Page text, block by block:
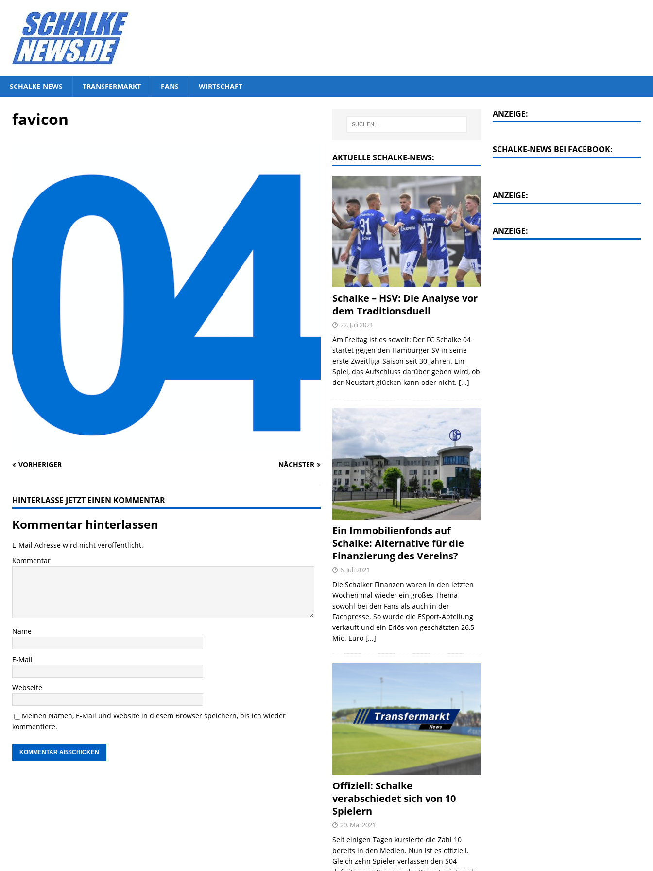
SCHALKE-NEWS TRANSFERMARKT FANS WIRTSCHAFT
favicon
VORHERIGER NÄCHSTER
HINTERLASSE JETZT EINEN KOMMENTAR
Kommentar hinterlassen
E-Mail Adresse wird nicht veröffentlicht.
Kommentar
Name
E-Mail
Webseite
Meinen Namen, E-Mail und Website in diesem Browser speichern, bis ich wieder
kommentiere.
AKTUELLE SCHALKE-NEWS:
Schalke – HSV: Die Analyse vor
dem Traditionsduell
22. Juli 2021
Am Freitag ist es soweit: Der FC Schalke 04
startet gegen den Hamburger SV in seine
erste Zweitliga-Saison seit 30 Jahren. Ein
Spiel, das Aufschluss darüber geben wird, ob
der Neustart glücken kann oder nicht. [...]
Ein Immobilienfonds auf
Schalke: Alternative für die
Finanzierung des Vereins?
6. Juli 2021
Die Schalker Finanzen waren in den letzten
Wochen mal wieder ein großes Thema
sowohl bei den Fans als auch in der
Fachpresse. So wurde die ESport-Abteilung
verkauft und ein Erlös von geschätzten 26,5
Mio. Euro [...]
Offiziell: Schalke
verabschiedet sich von 10
Spielern
20. Mai 2021
Seit einigen Tagen kursierte die Zahl 10
bereits in den Medien. Nun ist es offiziell.
Gleich zehn Spieler verlassen den S04
ANZEIGE:
SCHALKE-NEWS BEI FACEBOOK:
ANZEIGE:
ANZEIGE: